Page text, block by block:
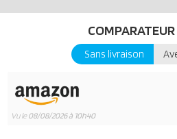
Sans livraison
Vu le08/08/2026 à 10h40